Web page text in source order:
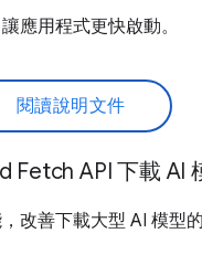
應用程式更快啟動。
閱讀說明文件
Fetch API 下載 AI
改善下載大型 AI 模型